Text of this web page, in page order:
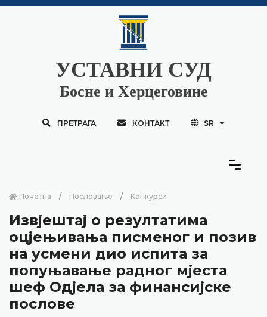
УСТАВНИ СУД
Босне и Херцеговине
ПРЕТРАГА КОНТАКТ SR
Почетна Пословање Конкурси
Извјештај о резултатима
оцјењивања писменог и позив
на усмени дио испита за
попуњавање радног мјеста
шеф Одјела за финансијске
послове